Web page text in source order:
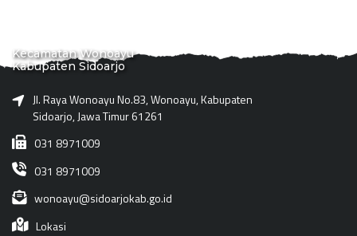
Kecamatan Wonoayu
Kabupaten Sidoarjo
Jl. Raya Wonoayu No.83, Wonoayu, Kabupaten
Sidoarjo, Jawa Timur 61261
031 8971009
031 8971009
wonoayu@sidoarjokab.go.id
Lokasi